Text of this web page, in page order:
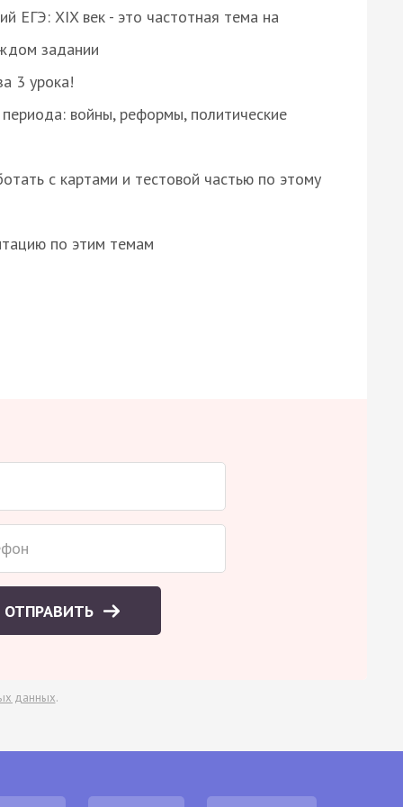
ЕГЭ: XIX век - это частотная тема на
задании
3 урока!
войны, реформы, политические
с картами и тестовой частью по этому
по этим темам
ОТПРАВИТЬ
данных.